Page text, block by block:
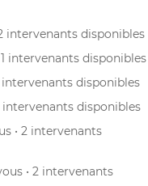
intervenants disponibles
1 intervenants disponibles
intervenants disponibles
intervenants disponibles
• 2 intervenants
• 2 intervenants